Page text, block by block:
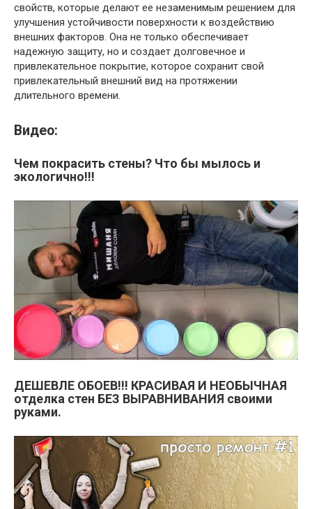
свойств, которые делают ее незаменимым решением для
улучшения устойчивости поверхности к воздействию
внешних факторов. Она не только обеспечивает
надежную защиту, но и создает долговечное и
привлекательное покрытие, которое сохранит свой
привлекательный внешний вид на протяжении
длительного времени.
Видео:
Чем покрасить стены? Что бы мылось и
экологично!!!
ДЕШЕВЛЕ ОБОЕВ!!! КРАСИВАЯ И НЕОБЫЧНАЯ
отделка стен БЕЗ ВЫРАВНИВАНИЯ своими
руками.